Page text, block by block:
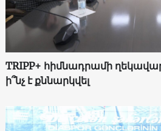
TRIPP+ հիմնադրամի
ի՞նչ է քննարկվել